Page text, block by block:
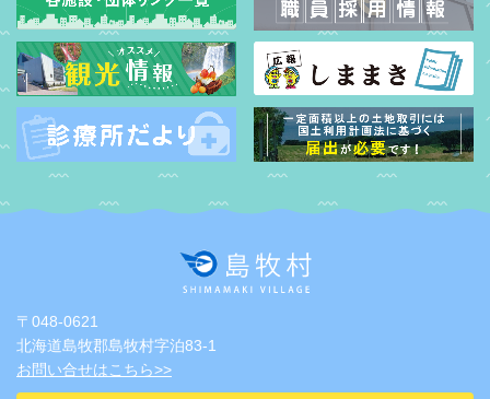
〒048-0621
北海道島牧郡島牧村字泊83-1
お問い合せはこちら>>